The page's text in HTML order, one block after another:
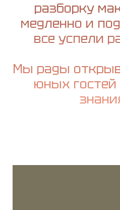
разборку
медленно и
все успели
Мы рады
юных гостей